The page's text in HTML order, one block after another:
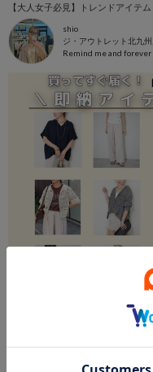
shio
ジ・アウトレット北九
Remind me and forever
買ってすぐ届く！即納アイテムご紹